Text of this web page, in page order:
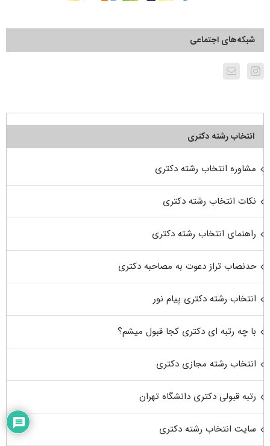
شبکه‌های اجتماعی
انتخاب رشته دکتری
مشاوره انتخاب رشته دکتری
نکات انتخاب رشته دکتری
راهنمای انتخاب رشته دکتری
حدنصاب تراز دعوت به مصاحبه دکتری
انتخاب رشته دکتری پیام نور
با چه رتبه ای دکتری کجا قبول میشم؟
انتخاب رشته مجازی دکتری
رتبه قبولی دکتری دانشگاه تهران
سایت انتخاب رشته دکتری